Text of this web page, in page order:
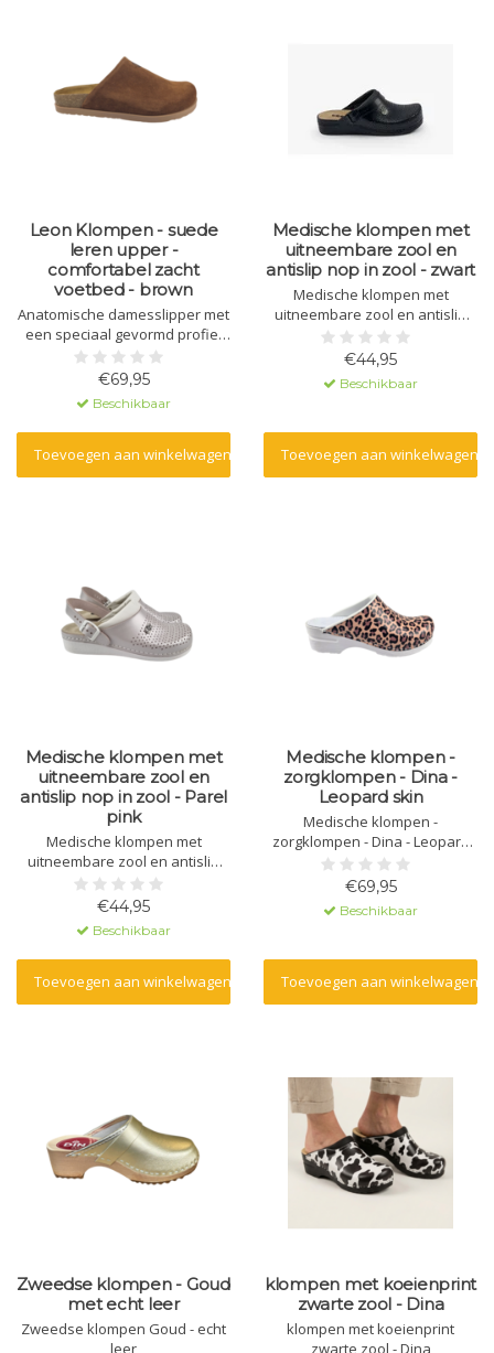
Leon Klompen - suede
leren upper -
comfortabel zacht
voetbed - brown
Anatomische damesslipper met
een speciaal gevormd profiel
en massagegel. Gemaakt van
natuurlijk materiaal - leer - en
een polyurethaan zool.
€69,95
Beschikbaar
Toevoegen aan winkelwagen
Medische klompen met
uitneembare zool en
antislip nop in zool - zwart
Medische klompen met
uitneembare zool en antislip
nop in zool - zwart
€44,95
Beschikbaar
Toevoegen aan winkelwagen
Medische klompen met
uitneembare zool en
antislip nop in zool - Parel
pink
Medische klompen met
uitneembare zool en antislip
nop in zool - Parel pink
€44,95
Beschikbaar
Toevoegen aan winkelwagen
Medische klompen -
zorgklompen - Dina -
Leopard skin
Medische klompen -
zorgklompen - Dina - Leopard
skin
€69,95
Beschikbaar
Toevoegen aan winkelwagen
Zweedse klompen - Goud
met echt leer
Zweedse klompen Goud - echt
leer
klompen met koeienprint
zwarte zool - Dina
klompen met koeienprint
zwarte zool - Dina